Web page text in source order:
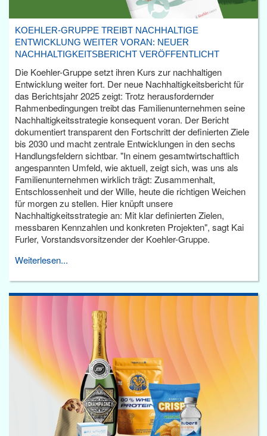
KOEHLER-GRUPPE TREIBT NACHHALTIGE
ENTWICKLUNG WEITER VORAN: NEUER
NACHHALTIGKEITSBERICHT VERÖFFENTLICHT
Die Koehler-Gruppe setzt ihren Kurs zur nachhaltigen
Entwicklung weiter fort. Der neue Nachhaltigkeitsbericht für
das Berichtsjahr 2025 zeigt: Trotz herausfordernder
Rahmenbedingungen treibt das Familienunternehmen seine
Nachhaltigkeitsstrategie konsequent voran. Der Bericht
dokumentiert transparent den Fortschritt der definierten Ziele
bis 2030 und macht zentrale Entwicklungen in den sechs
Handlungsfeldern sichtbar. "In einem gesamtwirtschaftlich
angespannten Umfeld, wie aktuell, zeigt sich, was uns als
Familienunternehmen wirklich trägt: Zusammenhalt,
Entschlossenheit und der Wille, heute die richtigen Weichen
für morgen zu stellen. Hier knüpft unsere
Nachhaltigkeitsstrategie an: Mit klar definierten Zielen,
messbaren Kennzahlen und konkreten Projekten", sagt Kai
Furler, Vorstandsvorsitzender der Koehler-Gruppe.
Weiterlesen...